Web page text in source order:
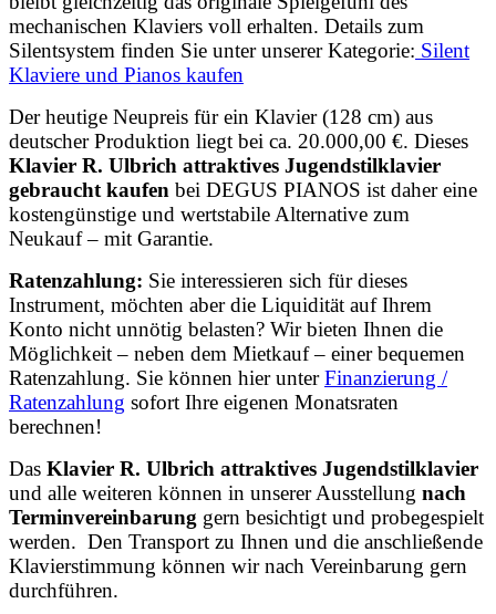
mechanischen Klaviers voll erhalten. Details zum
Silentsystem finden Sie unter unserer Kategorie: Silent
Klaviere und Pianos kaufen
Der heutige Neupreis für ein Klavier (128 cm) aus
deutscher Produktion liegt bei ca. 20.000,00 €. Dieses
Klavier R. Ulbrich attraktives Jugendstilklavier
gebraucht kaufen bei DEGUS PIANOS ist daher eine
kostengünstige und wertstabile Alternative zum
Neukauf – mit Garantie.
Ratenzahlung: Sie interessieren sich für dieses
Instrument, möchten aber die Liquidität auf Ihrem
Konto nicht unnötig belasten? Wir bieten Ihnen die
Möglichkeit – neben dem Mietkauf – einer bequemen
Ratenzahlung. Sie können hier unterFinanzierung /
Ratenzahlung sofort Ihre eigenen Monatsraten
berechnen!
Das Klavier R. Ulbrich attraktives Jugendstilklavier
und alle weiteren können in unserer Ausstellung nach
Terminvereinbarung gern besichtigt und probegespielt
werden. Den Transport zu Ihnen und die anschließende
Klavierstimmung können wir nach Vereinbarung gern
durchführen.